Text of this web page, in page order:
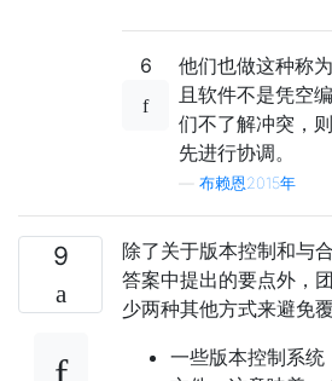
6
他们也做这种称
且软件不是凭空
们不了解冲突，
先进行协调。
布赖恩2015年
9
除了关于版本控制和与
答案中提出的要点外，
少两种其他方式来避免
一些版本控制系统